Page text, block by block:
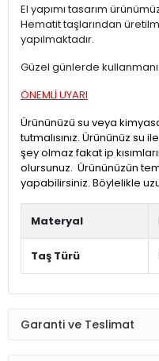
El yapımı tasarım
Hematit taşlarından
yapılmaktadır.
Güzel günlerde
ÖNEMLİ UYARI
Ürününüzü su veya
tutmalısınız. Ürününüz
şey olmaz fakat ip
olursunuz. Ürününüzün
yapabilirsiniz. Böylelikle
Materyal
Taş Türü
Garanti ve Teslimat